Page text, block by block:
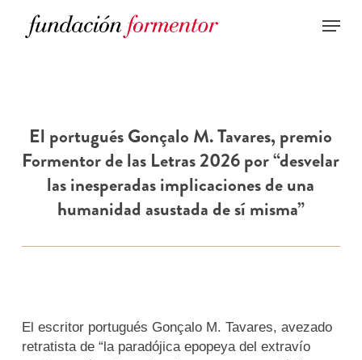
El portugués Gonçalo M. Tavares, premio
Formentor de las Letras 2026 por “desvelar
las inesperadas implicaciones de una
humanidad asustada de sí misma”
El escritor portugués Gonçalo M. Tavares, avezado
retratista de “la paradójica epopeya del extravío